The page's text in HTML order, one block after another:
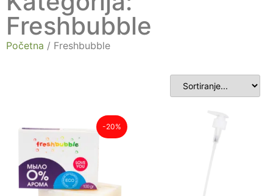
Freshbubble
Početna / Freshbubble
-20%